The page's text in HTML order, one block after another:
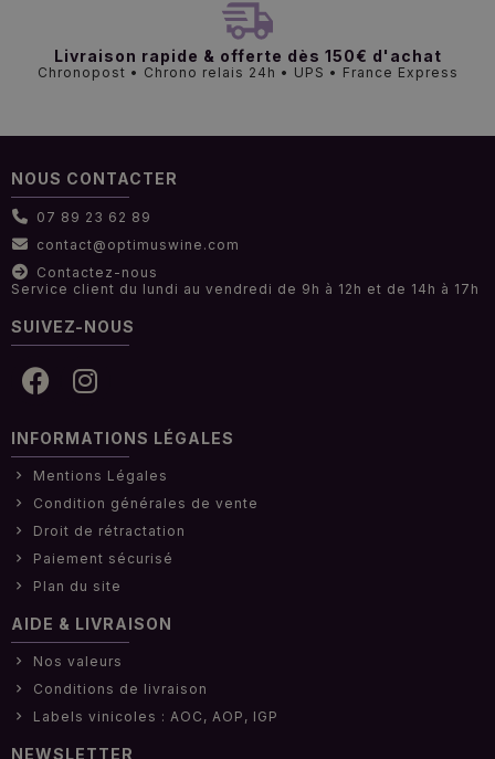
Livraison rapide & offerte dès 150€ d'achat
Chronopost • Chrono relais 24h • UPS • France Express
NOUS CONTACTER
07 89 23 62 89
contact@optimuswine.com
Contactez-nous
Service client du lundi au vendredi de 9h à 12h et de 14h à 17h
SUIVEZ-NOUS
INFORMATIONS LÉGALES
Mentions Légales
Condition générales de vente
Droit de rétractation
Paiement sécurisé
Plan du site
AIDE & LIVRAISON
Nos valeurs
Conditions de livraison
Labels vinicoles : AOC, AOP, IGP
NEWSLETTER